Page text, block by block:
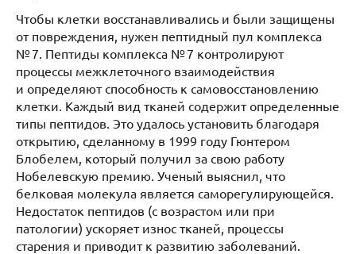
Чтобы клетки восстанавливались и были защищены
от повреждения, нужен пептидный пул комплекса
№ 7. Пептиды комплекса № 7 контролируют
процессы межклеточного взаимодействия
и определяют способность к самовосстановлению
клетки. Каждый вид тканей содержит определенные
типы пептидов. Это удалось установить благодаря
открытию, сделанному в 1999 году Гюнтером
Блобелем, который получил за свою работу
Нобелевскую премию. Ученый выяснил, что
белковая молекула является саморегулирующейся.
Недостаток пептидов (с возрастом или при
патологии) ускоряет износ тканей, процессы
старения и приводит к развитию заболеваний.